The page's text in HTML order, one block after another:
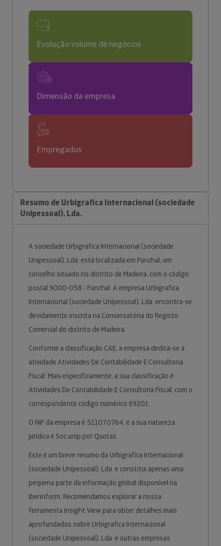
Evolução volume de negócios
Dimensão da empresa
Empregados
Resumo de Urbigrafica Internacional (sociedade
Unipessoal), Lda.
A sociedade Urbigrafica Internacional (sociedade
Unipessoal), Lda. está localizada em Funchal, um
concelho situado no distrito de Madeira, com o código
postal 9000-058 - Funchal. A empresa Urbigrafica
Internacional (sociedade Unipessoal), Lda. encontra-se
devidamente inscrita na Conservatória do Registo
Comercial do distrito de Madeira.
Conforme a classificação CAE, a empresa dedica-se à
atividade Atividades De Contabilidade E Consultoria
Fiscal. Mais especificamente, a sua classificação é
Atividades De Contabilidade E Consultoria Fiscal, com o
correspondente código numérico 69201.
O NIF da empresa é 511070764, e a sua natureza
jurídica é Soc.unip.por Quotas.
Este é um breve resumo da Urbigrafica Internacional
(sociedade Unipessoal), Lda. e constitui apenas uma
pequena parte da informação global disponível na
Iberinform. Recomendamos explorar a nossa
ferramenta Insight View para obter detalhes mais
aprofundados sobre Urbigrafica Internacional
(sociedade Unipessoal), Lda. e outras empresas